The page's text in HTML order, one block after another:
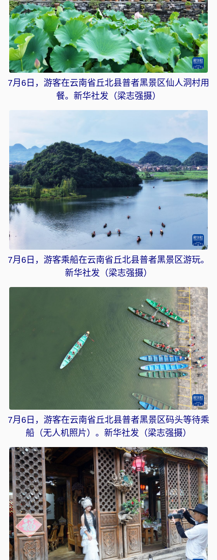
7月6日，游客在云南省丘北县普者黑景区仙人洞村用
餐。新华社发（梁志强摄）
7月6日，游客乘船在云南省丘北县普者黑景区游玩。
新华社发（梁志强摄）
7月6日，游客在云南省丘北县普者黑景区码头等待乘
船（无人机照片）。新华社发（梁志强摄）